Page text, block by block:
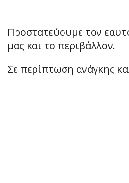
Προστατεύουμε τον
μας και το περιβάλλον.
Σε περίπτωση ανάγκης